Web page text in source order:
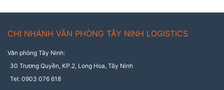
CHI NHÁNH VĂN PHÒNG TÂY NINH LOGISTICS
Văn phòng Tây Ninh:
30 Trương Quyền, KP.2, Long Hoa, Tây Ninh
Tel: 0903 076 618